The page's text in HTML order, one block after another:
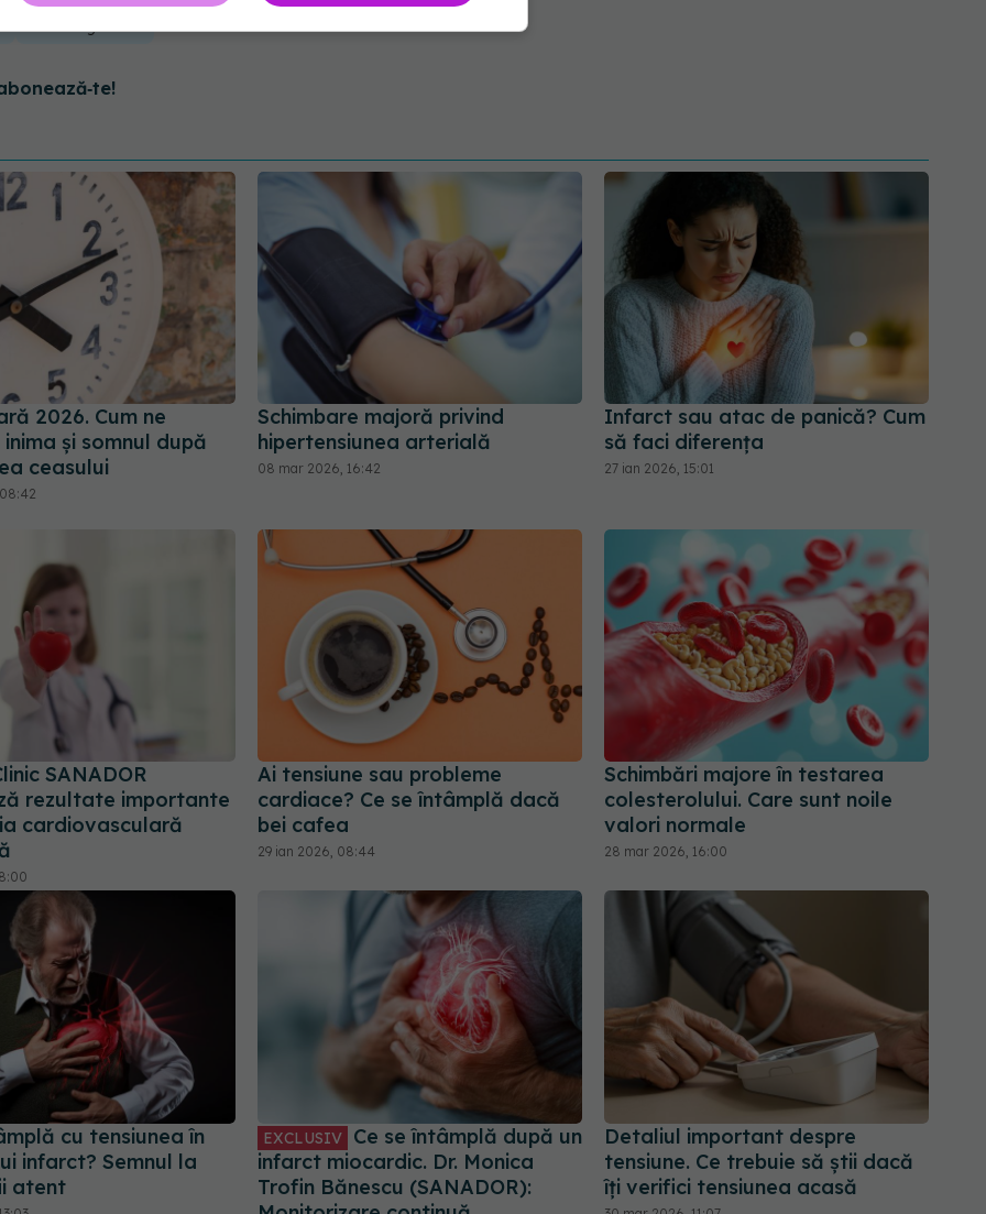
variante genetice
2026. Cum ne
și somnul după
ceasului
Schimbare majoră privind
hipertensiunea arterială
08 mar 2026, 16:42
Infarct sau atac de panică? Cum
să faci diferența
27 ian 2026, 15:01
SANADOR
rezultate importante
cardiovasculară
Ai tensiune sau probleme
cardiace? Ce se întâmplă dacă
bei cafea
29 ian 2026, 08:44
Schimbări majore în testarea
colesterolului. Care sunt noile
valori normale
28 mar 2026, 16:00
cu tensiunea în
infarct? Semnul la
atent
EXCLUSIV
Ce se întâmplă după un
infarct miocardic. Dr. Monica
Trofin Bănescu (SANADOR):
Detaliul important despre
tensiune. Ce trebuie să știi dacă
îți verifici tensiunea acasă